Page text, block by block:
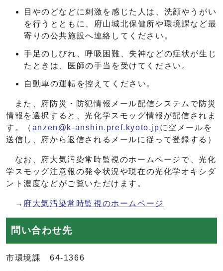
目やのどなどに刺激を感じた人は、洗顔やうがい
を行うとともに、府山城北保健所や環境課など最
寄りの公共施設へ連絡してください。
手足のしびれ、呼吸困難、失神などの症状が生じ
たときは、医師の手当を受けてください。
自動車の運転を控えてください。
また、府防災・防犯情報メール配信システムで防災
情報を選択すると、光化学スモッグ情報が配信されま
す。（ anzen@k-anshin.pref.kyoto.jpに空メールを
送信し、府から返信されるメールに従って登録する）
なお、府大気汚染常時監視のホームページで、光化
学スモッグ注意報の発令状況や現在の光化学オキシダ
ント濃度などがご覧いただけます。
→ 府大気汚染常時監視のホームページ
問い合わせ先
市環境課 64-1366